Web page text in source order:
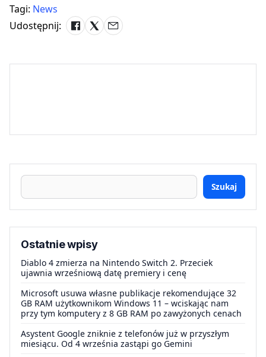
Tagi: News
Udostępnij:
Szukaj
Ostatnie wpisy
Diablo 4 zmierza na Nintendo Switch 2. Przeciek
ujawnia wrześniową datę premiery i cenę
Microsoft usuwa własne publikacje rekomendujące 32
GB RAM użytkownikom Windows 11 – wciskając nam
przy tym komputery z 8 GB RAM po zawyżonych cenach
Asystent Google zniknie z telefonów już w przyszłym
miesiącu. Od 4 września zastąpi go Gemini